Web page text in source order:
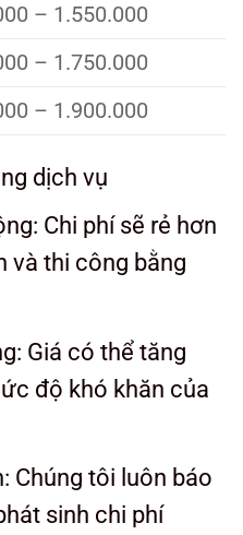
– 1.550.000
– 1.750.000
– 1.900.000
dịch vụ
Chi phí sẽ rẻ hơn
và thi công bằng
Giá có thể tăng
độ khó khăn của
Chúng tôi luôn báo
sinh chi phí